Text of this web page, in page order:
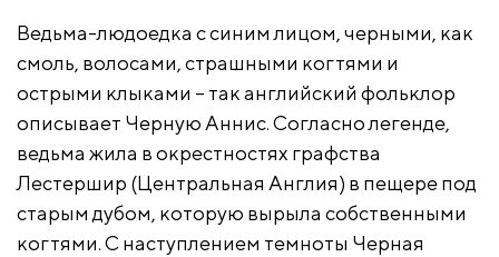
Ведьма-людоедка с синим лицом, черными, как
смоль, волосами, страшными когтями и
острыми клыками – так английский фольклор
описывает Черную Аннис. Согласно легенде,
ведьма жила в окрестностях графства
Лестершир (Центральная Англия) в пещере под
старым дубом, которую вырыла собственными
когтями. С наступлением темноты Черная